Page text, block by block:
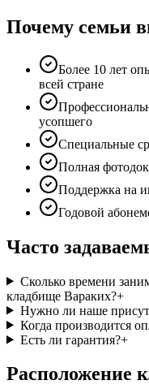
Почему семьи
Более 10 лет
всей стране
усопшего
Специальные
Полная
Поддержка на
Годовой
Часто
Сколько времени
кладбище Вараких?+
Нужно ли наше
Когда производится
Есть ли гарантия?+
Расположение